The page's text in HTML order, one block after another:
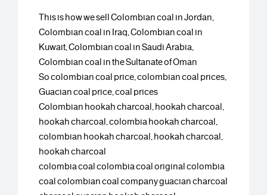
This is how we sell Colombian coal in Jordan,
Colombian coal in Iraq, Colombian coal in
Kuwait, Colombian coal in Saudi Arabia,
Colombian coal in the Sultanate of Oman
So colombian coal price, colombian coal prices,
Guacian coal price, coal prices
Colombian hookah charcoal, hookah charcoal,
hookah charcoal, colombia hookah charcoal,
colombian hookah charcoal, hookah charcoal,
hookah charcoal
colombia coal colombia coal original colombia
coal colombian coal company guacian charcoal